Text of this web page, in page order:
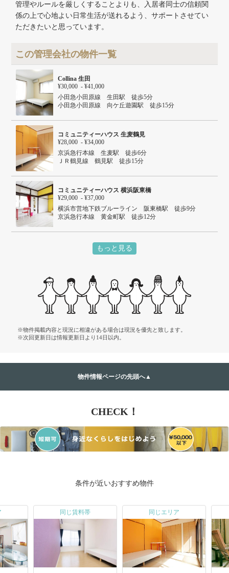
管理やルールを厳しくすることよりも、入居者同士の信頼関
係の上で心地よい日常生活が送れるよう、サポートさせてい
ただきたいと思っています。
この管理会社の物件一覧
Collina 生田
¥30,000 - ¥41,000
小田急小田原線 生田駅 徒歩5分
小田急小田原線 向ケ丘遊園駅 徒歩15分
コミュニティーハウス 生麦鶴見
¥28,000 - ¥34,000
京浜急行本線 生麦駅 徒歩6分
ＪＲ鶴見線 鶴見駅 徒歩15分
コミュニティーハウス 横浜阪東橋
¥29,000 - ¥37,000
横浜市営地下鉄ブルーライン 阪東橋駅 徒歩9分
京浜急行本線 黄金町駅 徒歩12分
もっと見る
※物件掲載内容と現況に相違がある場合は現況を優先と致します。
※次回更新日は情報更新日より14日以内。
物件情報ページの先頭へ▲
CHECK！
条件が近いおすすめ物件
同じ賃料帯 同じエリア